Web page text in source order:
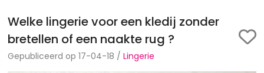
Welke lingerie voor een kledij zonder
bretellen of een naakte rug ?
Gepubliceerd op 17-04-18 /Lingerie